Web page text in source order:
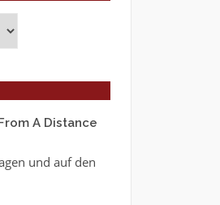
A Distance
und auf den